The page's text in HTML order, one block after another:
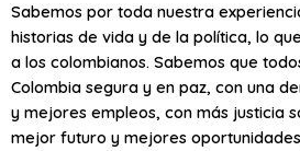
Sabemos por toda nuestra
historias de vida y de la política, lo
a los colombianos. Sabemos que
Colombia segura y en paz, con una
y mejores empleos, con más justicia
mejor futuro y mejores